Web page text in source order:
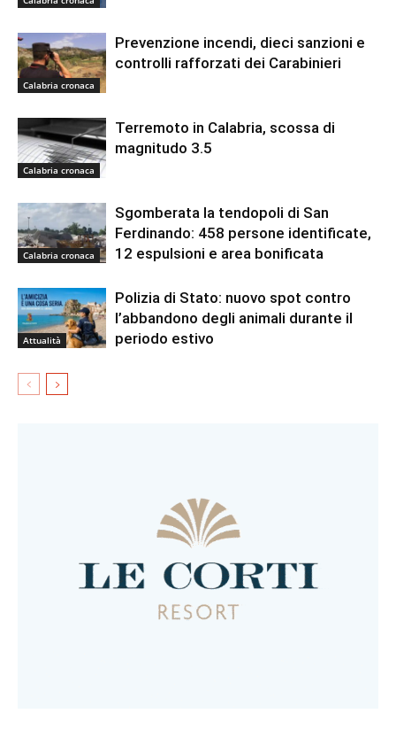
Calabria cronaca
Prevenzione incendi, dieci sanzioni e
controlli rafforzati dei Carabinieri
Calabria cronaca
Terremoto in Calabria, scossa di
magnitudo 3.5
Calabria cronaca
Sgomberata la tendopoli di San
Ferdinando: 458 persone identificate,
12 espulsioni e area bonificata
Attualità
Polizia di Stato: nuovo spot contro
l’abbandono degli animali durante il
periodo estivo